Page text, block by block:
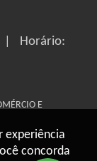
experiência
concorda
| Horário:
E